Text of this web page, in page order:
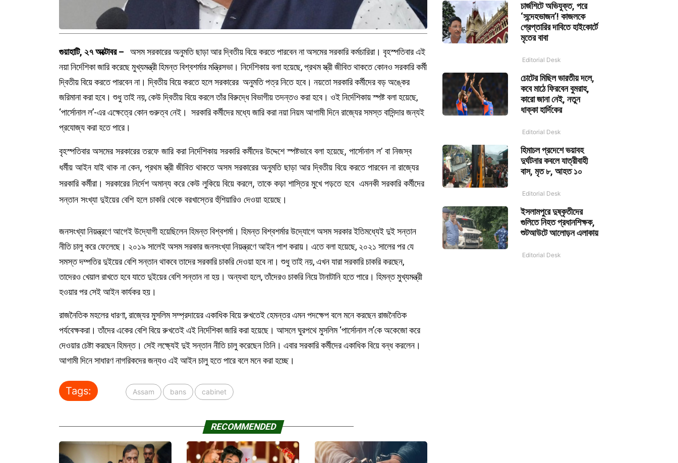
গুয়াহাটি, ২৭ অক্টোবর – অসম সরকারের অনুমতি ছাড়া আর দ্বিতীয় বিয়ে করতে পারবেন না অসমের সরকারি কর্মচারিরা। বৃহস্পতিবার এই
নয়া নির্দেশিকা জারি করেছে মুখ্যমন্ত্রী হিমন্ত বিশ্বশর্মার মন্ত্রিসভা। নির্দেশিকায় বলা হয়েছে, প্রথম স্ত্রী জীবিত থাকতে কোনও সরকারি কর্মী
দ্বিতীয় বিয়ে করতে পারবেন না। দ্বিতীয় বিয়ে করতে হলে সরকারের অনুমতি পত্র নিতে হবে। নয়তো সরকারি কর্মীদের বড় অঙ্কের
জরিমানা করা হবে। শুধু তাই নয়, কেউ দ্বিতীয় বিয়ে করলে তাঁর বিরুদ্ধে বিভাগীয় তদন্তও করা হবে। ওই নির্দেশিকায় স্পষ্ট বলা হয়েছে,
‘পার্সোনাল ল’-এর এক্ষেত্রে কোন গুরুত্ব নেই। সরকারি কর্মীদের মধ্যে জারি করা নয়া নিয়ম আগামী দিনে রাজ্যের সমস্ত বাসিন্দার জন্যই
প্রযোজ্য করা হতে পারে।
বৃহস্পতিবার অসমের সরকারের তরফে জারি করা নির্দেশিকায় সরকারি কর্মীদের উদ্দেশে স্পষ্টভাবে বলা হয়েছে, পার্সোনাল ল’ বা নিজস্ব
ধর্মীয় আইন যাই থাক না কেন, প্রথম স্ত্রী জীবিত থাকতে অসম সরকারের অনুমতি ছাড়া আর দ্বিতীয় বিয়ে করতে পারবেন না রাজ্যের
সরকারি কর্মীরা। সরকারের নির্দেশ অমান্য করে কেউ লুকিয়ে বিয়ে করলে, তাকে কড়া শাস্তির মুখে পড়তে হবে এমনকী সরকারি কর্মীদের
সন্তান সংখ্যা দুইয়ের বেশি হলে চাকরি থেকে বরখাস্তের হুঁশিয়ারিও দেওয়া হয়েছে।
জনসংখ্যা নিয়ন্ত্রণে আগেই উদ্যোগী হয়েছিলেন হিমন্ত বিশ্বশর্মা। হিমন্ত বিশ্বশর্মার উদ্যোগে অসম সরকার ইতিমধ্যেই দুই সন্তান
নীতি চালু করে ফেলেছে। ২০১৯ সালেই অসম সরকার জনসংখ্যা নিয়ন্ত্রণে আইন পাশ করায়। এতে বলা হয়েছে, ২০২১ সালের পর যে
সমস্ত দম্পতির দুইয়ের বেশি সন্তান থাকবে তাদের সরকারি চাকরি দেওয়া হবে না। শুধু তাই নয়, এখন যারা সরকারি চাকরি করছেন,
তাদেরও খেয়াল রাখতে হবে যাতে দুইয়ের বেশি সন্তান না হয়। অন্যথা হলে, তাঁদেরও চাকরি নিয়ে টানাটানি হতে পারে। হিমন্ত মুখ্যমন্ত্রী
হওয়ার পর সেই আইন কার্যকর হয়।
রাজনৈতিক মহলের ধারণা, রাজ্যের মুসলিম সম্প্রদায়ের একাধিক বিয়ে রুখতেই হেমন্তর এমন পদক্ষেপ বলে মনে করছেন রাজনৈতিক
পর্যবেক্ষকরা। তাঁদের একের বেশি বিয়ে রুখতেই এই নির্দেশিকা জারি করা হয়েছে। আসলে ঘুরপথে মুসলিম ‘পার্সোনাল ল’কে অকেজো করে
দেওয়ার চেষ্টা করছেন হিমন্ত। সেই লক্ষ্যেই দুই সন্তান নীতি চালু করেছেন তিনি। এবার সরকারি কর্মীদের একাধিক বিয়ে বন্ধ করলেন।
আগামী দিনে সাধারণ নাগরিকদের জন্যও এই আইন চালু হতে পারে বলে মনে করা হচ্ছে।
Tags: Assam bans cabinet
RECOMMENDED
চার্জশিটে অভিযুক্ত, পরে
‘সন্দেহভাজন’! কাজলকে
গ্রেপ্তারির দাবিতে হাইকোর্টে
মৃতের বাবা
Editorial Desk
চোটের মিছিল ভারতীয় দলে,
কবে মাঠে ফিরবেন বুমরাহ,
কারো জানা নেই, নতুন
ধাক্কা হার্দিকের
Editorial Desk
হিমাচল প্রদেশে ভয়াবহ
দুর্ঘটনার কবলে যাত্রীবাহী
বাস, মৃত ৮, আহত ১০
Editorial Desk
ইসলামপুরে দুষ্কৃতীদের
গুলিতে নিহত প্রধানশিক্ষক,
শুটআউটে আলোড়ন এলাকায়
Editorial Desk